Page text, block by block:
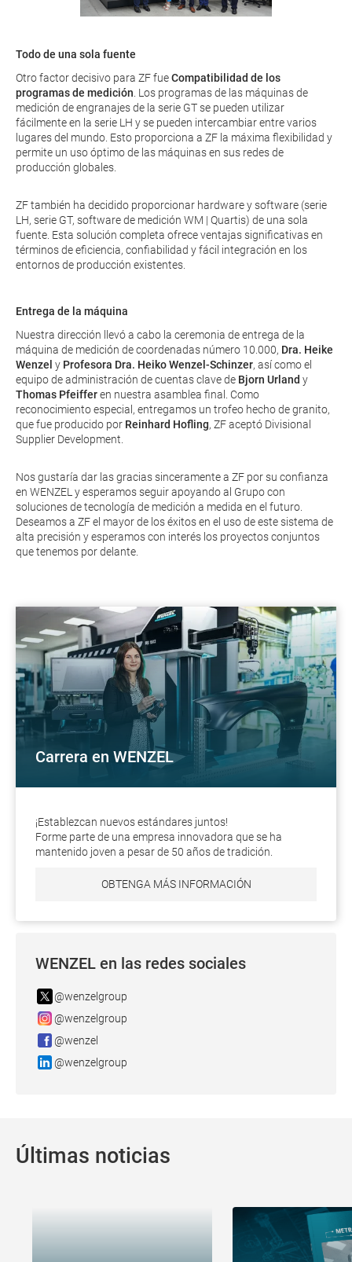
Todo de una sola fuente
Otro factor decisivo para ZF fueCompatibilidad de los
programas de medición. Los programas de las máquinas de
medición de engranajes de la serie GT se pueden utilizar
fácilmente en la serie LH y se pueden intercambiar entre varios
lugares del mundo. Esto proporciona a ZF la máxima flexibilidad y
permite un uso óptimo de las máquinas en sus redes de
producción globales.
ZF también ha decidido proporcionar hardware y software (serie
LH, serie GT, software de medición WM | Quartis) de una sola
fuente. Esta solución completa ofrece ventajas significativas en
términos de eficiencia, confiabilidad y fácil integración en los
entornos de producción existentes.
Entrega de la máquina
Nuestra dirección llevó a cabo la ceremonia de entrega de la
máquina de medición de coordenadas número 10.000, Dra. Heike
Wenzel y Profesora Dra. Heiko Wenzel-Schinzer, así como el
equipo de administración de cuentas clave de Bjorn Urland y
Thomas Pfeifferen nuestra asamblea final. Como
reconocimiento especial, entregamos un trofeo hecho de granito,
que fue producido por Reinhard Hofling, ZF aceptó Divisional
Supplier Development.
Nos gustaría dar las gracias sinceramente a ZF por su confianza
en WENZEL y esperamos seguir apoyando al Grupo con
soluciones de tecnología de medición a medida en el futuro.
Deseamos a ZF el mayor de los éxitos en el uso de este sistema de
alta precisión y esperamos con interés los proyectos conjuntos
que tenemos por delante.
Carrera en WENZEL
¡Establezcan nuevos estándares juntos!
Forme parte de una empresa innovadora que se ha
mantenido joven a pesar de 50 años de tradición.
OBTENGA MÁS INFORMACIÓN
WENZEL en las redes sociales
@wenzelgroup
@wenzelgroup
@wenzel
@wenzelgroup
Últimas noticias